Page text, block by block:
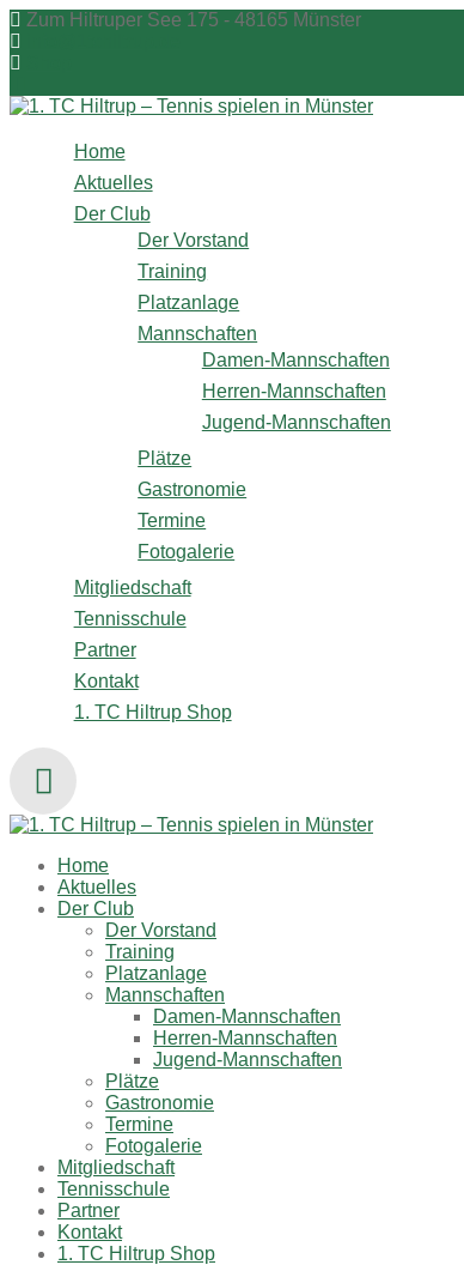
Zum
Inhalt
springen
Zum Hiltruper See 175 - 48165 Münster
Home
Aktuelles
Der Club
Der Vorstand
Training
Platzanlage
Mannschaften
Damen-Mannschaften
Herren-Mannschaften
Jugend-Mannschaften
Plätze
Gastronomie
Termine
Fotogalerie
Mitgliedschaft
Tennisschule
Partner
Kontakt
1. TC Hiltrup Shop
Home
Aktuelles
Der Club
Der Vorstand
Training
Platzanlage
Mannschaften
Damen-Mannschaften
Herren-Mannschaften
Jugend-Mannschaften
Plätze
Gastronomie
Termine
Fotogalerie
Mitgliedschaft
Tennisschule
Partner
Kontakt
1. TC Hiltrup Shop